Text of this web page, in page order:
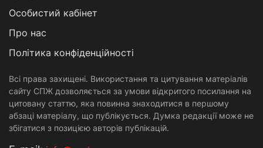
Особистий кабінет
Про нас
Політика конфіденційності
Всі права захищені. Використання та цитування матеріалів
сайту СПЖ дозволяється за умови відкритого посилання на
цитовану статтю, яка повинна знаходитися в першому
абзаці матеріалу, що публікується. Думка редакції може не
збігатися з позицією авторів публікацій.